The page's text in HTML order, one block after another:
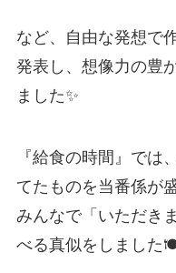
など、自由な発想で
発表し、想像力の豊
ました✨
『給食の時間』では
てたものを当番係が
みんなで「いただき
べる真似をしました